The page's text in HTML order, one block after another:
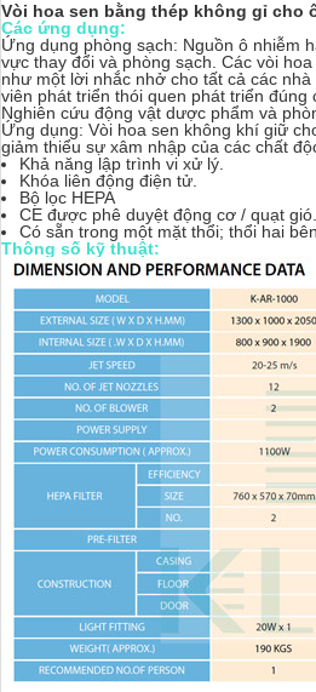
Vòi hoa sen bằng thép không gỉ cho
Các ứng dụng:
Ứng dụng phòng sạch: Nguồn ô nhiễm
vực thay đổi và phòng sạch. Các vòi
như một lời nhắc nhở cho tất cả các
viên phát triển thói quen phát triển đúng
Nghiên cứu động vật dược phẩm và
Ứng dụng: Vòi hoa sen không khí giữ
giảm thiểu sự xâm nhập của các chất
Khả năng lập trình vi xử lý.
Khóa liên động điện tử.
Bộ lọc HEPA
CE được phê duyệt động cơ / quạt gió.
Có sẵn trong một mặt thổi; thổi hai
Thông số kỹ thuật: